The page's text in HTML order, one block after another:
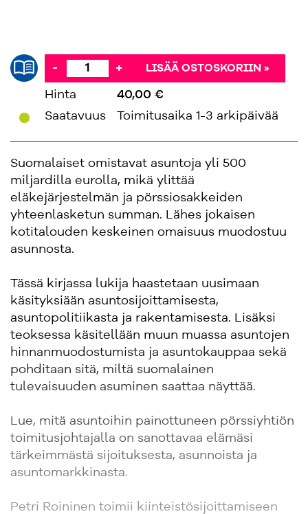
- + LISÄÄ OSTOSKORIIN »
Hinta
40,00 €
Saatavuus
Toimitusaika 1-3 arkipäivää
Suomalaiset omistavat asuntoja yli 500
miljardilla eurolla, mikä ylittää
eläkejärjestelmän ja pörssiosakkeiden
yhteenlasketun summan. Lähes jokaisen
kotitalouden keskeinen omaisuus muodostuu
asunnosta.
Tässä kirjassa lukija haastetaan uusimaan
käsityksiään asuntosijoittamisesta,
asuntopolitiikasta ja rakentamisesta. Lisäksi
teoksessa käsitellään muun muassa asuntojen
hinnanmuodostumista ja asuntokauppaa sekä
pohditaan sitä, miltä suomalainen
tulevaisuuden asuminen saattaa näyttää.
Lue, mitä asuntoihin painottuneen pörssiyhtiön
toimitusjohtajalla on sanottavaa elämäsi
tärkeimmästä sijoituksesta, asunnoista ja
asuntomarkkinasta.
Petri Roininen toimii kiinteistösijoittamiseen